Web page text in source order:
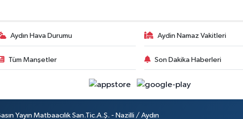
Aydın Hava Durumu Aydin Namaz Vakitleri
Tüm Manşetler Son Dakika Haberleri
Yayın Matbaacılık San.Tic.A.Ş. - Nazilli / Aydın